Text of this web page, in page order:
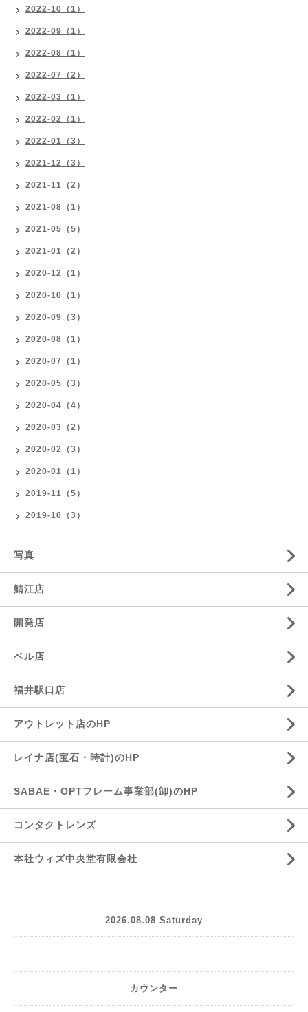
2022-10（1）
2022-09（1）
2022-08（1）
2022-07（2）
2022-03（1）
2022-02（1）
2022-01（3）
2021-12（3）
2021-11（2）
2021-08（1）
2021-05（5）
2021-01（2）
2020-12（1）
2020-10（1）
2020-09（3）
2020-08（1）
2020-07（1）
2020-05（3）
2020-04（4）
2020-03（2）
2020-02（3）
2020-01（1）
2019-11（5）
2019-10（3）
写真
鯖江店
開発店
ベル店
福井駅口店
アウトレット店のHP
レイナ店(宝石・時計)のHP
SABAE・OPTフレーム事業部(卸)のHP
コンタクトレンズ
本社ウィズ中央堂有限会社
2026.08.08 Saturday
カウンター